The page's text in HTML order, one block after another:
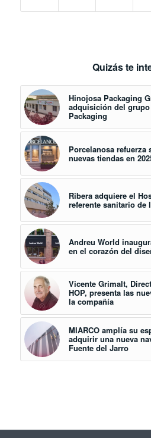
Quizás te
Hinojosa Packaging
adquisición del grupo
Packaging
Porcelanosa refuerza
nuevas tiendas en
Ribera adquiere el
referente sanitario de
Andreu World
en el corazón del
Vicente Grimalt,
HOP, presenta las
la compañía
MIARCO amplía su
adquirir una nueva
Fuente del Jarro